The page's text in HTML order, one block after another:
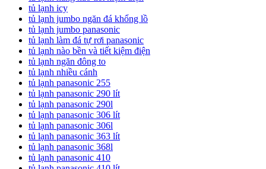
tủ lạnh icy
tủ lạnh jumbo ngăn đá khổng lồ
tủ lạnh jumbo panasonic
tủ lạnh làm đá tự rơi panasonic
tủ lạnh nào bền và tiết kiệm điện
tủ lạnh ngăn đông to
tủ lạnh nhiều cánh
tủ lạnh panasonic 255
tủ lạnh panasonic 290 lít
tủ lạnh panasonic 290l
tủ lạnh panasonic 306 lít
tủ lạnh panasonic 306l
tủ lạnh panasonic 363 lít
tủ lạnh panasonic 368l
tủ lạnh panasonic 410